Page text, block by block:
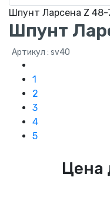
Шпунт Ларсена Z 48-
Шпунт
Артикул : sv40
1
2
3
4
5
Цена